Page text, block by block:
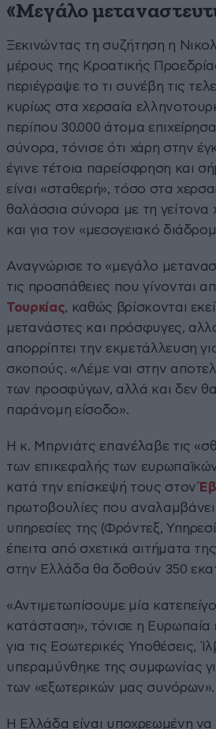
«Μεγάλο
Ξεκινώντας τη συζήτηση η
μέρους της Κροατικής
περιέγραψε το τι συνέβη τις
κυρίως στα χερσαία
περίπου 30.000 άτομα
σύνορα, τόνισε ότι χάρη στην
έγινε τέτοια παρείσφρηση και
είναι «σταθερή», τόσο στα
θαλάσσια σύνορα με τη γείτονα
και για τον «μεσογειακό
Αναγνώρισε το «μεγάλο
τις προσπάθειες που γίνονται
Τουρκίας, καθώς βρίσκονται
μετανάστες και πρόσφυγες,
απορρίπτει την εκμετάλλευση
σκοπούς. «Λέμε ναι στην
των προσφύγων, αλλά και δεν
παράνομη είσοδο».
Η κ. Μπρνιάτς επανέλαβε τις
των επικεφαλής των
κατά την επίσκεψή τους στον
πρωτοβουλίες που αναλαμβάνει
υπηρεσίες της (Φρόντεξ,
έπειτα από σχετικά αιτήματα
στην Ελλάδα θα δοθούν 350
«Αντιμετωπίσουμε μία
κατάσταση», τόνισε η Eυρωπαία
για τις Εσωτερικές Υποθέσεις,
υπεραμύνθηκε της συμφωνίας
των «εξωτερικών μας συνόρων».
Η Ελλάδα είναι υποχρεωμένη να